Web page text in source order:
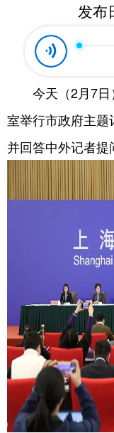
发布
今天（2月7日
室举行市政府主
并回答中外记者